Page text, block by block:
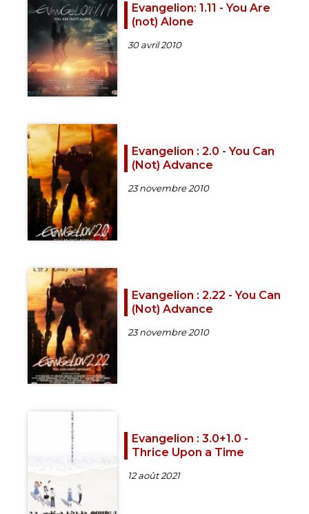
Evangelion: 1.11 - You Are
(not) Alone
30 avril 2010
Evangelion : 2.0 - You Can
(Not) Advance
23 novembre 2010
Evangelion : 2.22 - You Can
(Not) Advance
23 novembre 2010
Evangelion : 3.0+1.0 -
Thrice Upon a Time
12 août 2021